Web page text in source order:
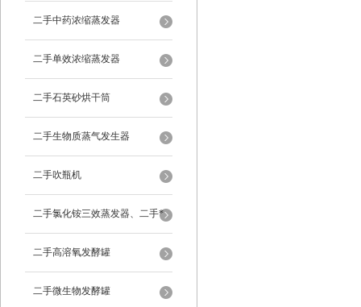
二手中药浓缩蒸发器
二手单效浓缩蒸发器
二手石英砂烘干筒
二手生物质蒸气发生器
二手吹瓶机
二手氯化铵三效蒸发器、二手*
蒸发器
二手高溶氧发酵罐
二手微生物发酵罐